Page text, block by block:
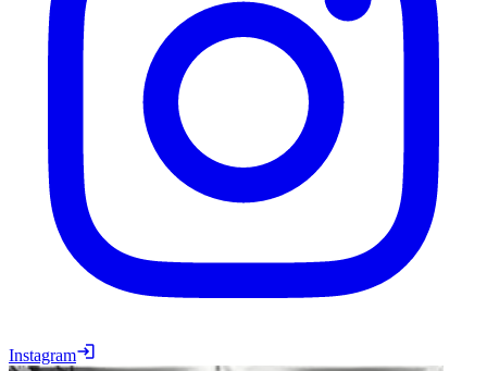
Instagram